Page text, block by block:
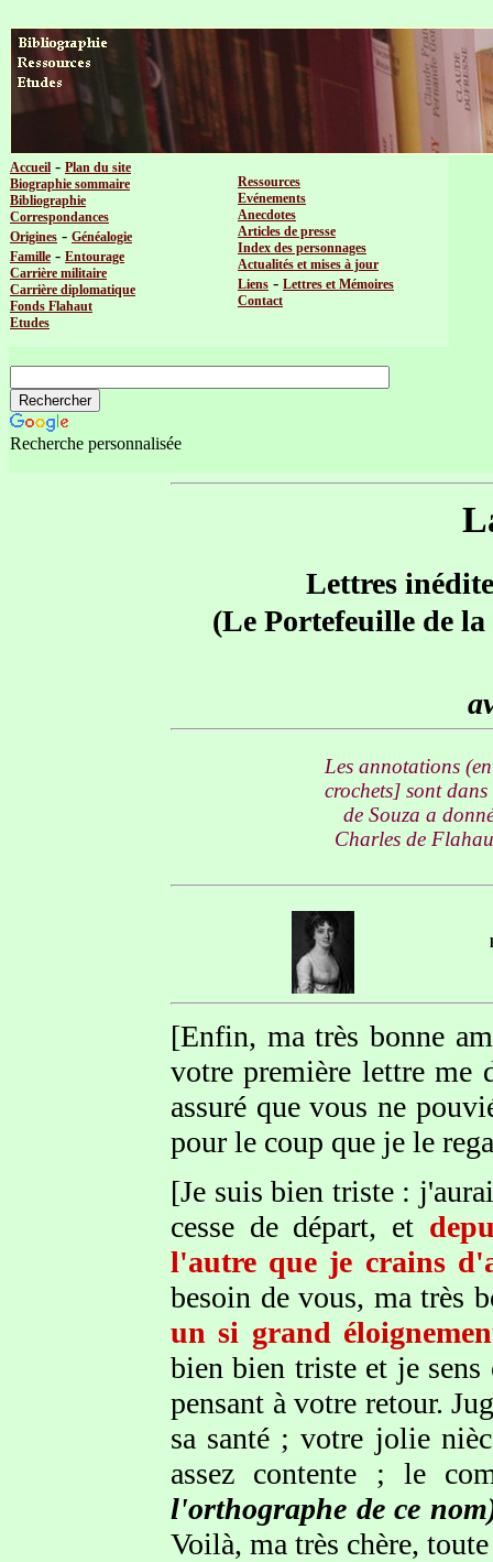
Accueil - Plan du site
Biographie sommaire
Bibliographie
Correspondances
Origines - Généalogie
Famille - Entourage
Carrière militaire
Carrière diplomatique
Fonds Flahaut
Etudes
Ressources
Evénements
Anecdotes
Articles de presse
Index des personnages
Actualités et mises à jour
Liens - Lettres et Mémoires
Contact
Recherche personnalisée
Lettres
(Le Portefeuille de
Les annotations
crochets] sont
de Souza a
Charles de
[Enfin, ma très bonne
votre première lettre me
assuré que vous ne
pour le coup que je le
[Je suis bien triste :
cesse de départ, et
l'autre que je crains
besoin de vous, ma très
un si grand
bien bien triste et je sens
pensant à votre retour.
sa santé ; votre jolie
assez contente ; le
l'orthographe de ce
Voilà, ma très chère,